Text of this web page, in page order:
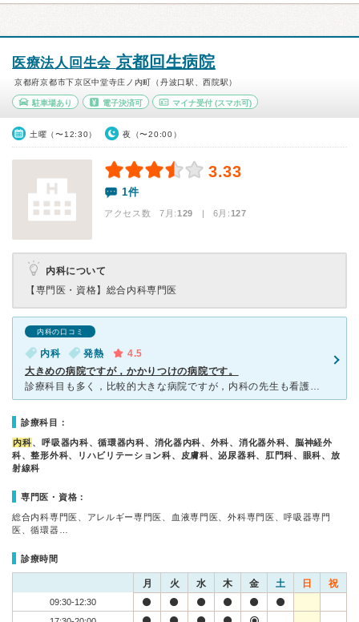
医療法人回生会 京都回生病院
京都府京都市下京区中堂寺庄ノ内町（丹波口駅、西院駅）
駐車場あり 電子決済可 マイナ受付 (スマホ可)
土曜（〜12:30） 夜（〜20:00）
3.33
1件
アクセス数 7月:129 | 6月:127
内科について
【専門医・資格】 総合内科専門医
内科の口コミ
内科 発熱
4.5
大きめの病院ですが，かかりつけの病院です。
診療科目も多く，比較的大きな病院ですが，内科の先生も看護師さんもとても気さくな方が多く，覚えてくれているので，かかりつけの内科です。 大きな病院なので，多少待ち時間は発生しますが，大病院ほどではあり
診療科目：
内科、呼吸器内科、循環器内科、消化器内科、外科、消化器外科、脳神経外
科、整形外科、リハビリテーション科、皮膚科、泌尿器科、肛門科、眼科、放
射線科
専門医・資格：
総合内科専門医、アレルギー専門医、血液専門医、外科専門医、呼吸器専門
医、循環器…
診療時間
月 火 水 木 金 土 日 祝
09:30-12:30